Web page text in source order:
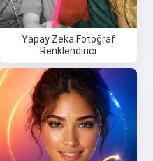
Yapay Zeka Fotoğraf
Renklendirici